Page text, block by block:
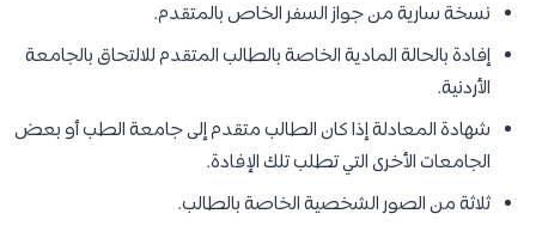
نسخة سارية من جواز السفر الخاص بالمتقدم.
إفادة بالحالة المادية الخاصة بالطالب المتقدم للالتحاق بالجامعة
الأردنية.
شهادة المعادلة إذا كان الطالب متقدم إلى جامعة الطب أو بعض
الجامعات الأخرى التي تطلب تلك الإفادة.
ثلاثة من الصور الشخصية الخاصة بالطالب.